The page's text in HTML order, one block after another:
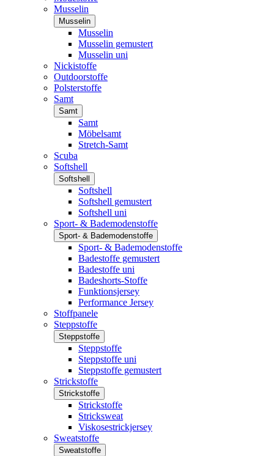
Musselin
Musselin
Musselin
Musselin gemustert
Musselin uni
Nickistoffe
Outdoorstoffe
Polsterstoffe
Samt
Samt
Samt
Möbelsamt
Stretch-Samt
Scuba
Softshell
Softshell
Softshell
Softshell gemustert
Softshell uni
Sport- & Bademodenstoffe
Sport- & Bademodenstoffe
Sport- & Bademodenstoffe
Badestoffe gemustert
Badestoffe uni
Badeshorts-Stoffe
Funktionsjersey
Performance Jersey
Stoffpanele
Steppstoffe
Steppstoffe
Steppstoffe
Steppstoffe uni
Steppstoffe gemustert
Strickstoffe
Strickstoffe
Strickstoffe
Stricksweat
Viskosestrickjersey
Sweatstoffe
Sweatstoffe